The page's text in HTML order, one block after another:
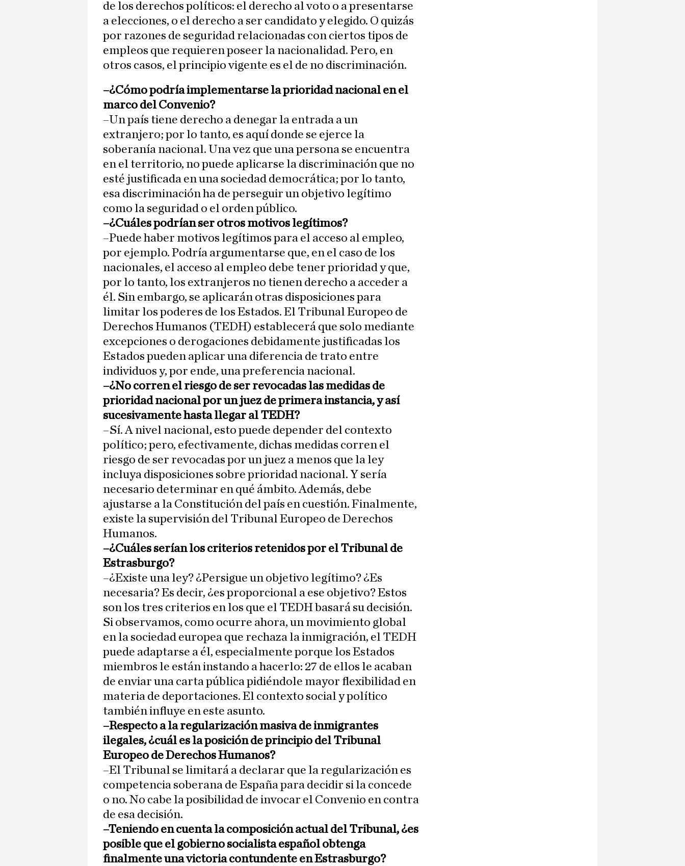
de los derechos políticos: el derecho al voto o a presentarse
a elecciones, o el derecho a ser candidato y elegido. O quizás
por razones de seguridad relacionadas con ciertos tipos de
empleos que requieren poseer la nacionalidad. Pero, en
otros casos, el principio vigente es el de no discriminación.
–¿Cómo podría implementarse la prioridad nacional en el
marco del Convenio?
–Un país tiene derecho a denegar la entrada a un
extranjero; por lo tanto, es aquí donde se ejerce la
soberanía nacional. Una vez que una persona se encuentra
en el territorio, no puede aplicarse la discriminación que no
esté justificada en una sociedad democrática; por lo tanto,
esa discriminación ha de perseguir un objetivo legítimo
como la seguridad o el orden público.
–¿Cuáles podrían ser otros motivos legítimos?
–Puede haber motivos legítimos para el acceso al empleo,
por ejemplo. Podría argumentarse que, en el caso de los
nacionales, el acceso al empleo debe tener prioridad y que,
por lo tanto, los extranjeros no tienen derecho a acceder a
él. Sin embargo, se aplicarán otras disposiciones para
limitar los poderes de los Estados. El Tribunal Europeo de
Derechos Humanos (TEDH) establecerá que solo mediante
excepciones o derogaciones debidamente justificadas los
Estados pueden aplicar una diferencia de trato entre
individuos y, por ende, una preferencia nacional.
–¿No corren el riesgo de ser revocadas las medidas de
prioridad nacional por un juez de primera instancia, y así
sucesivamente hasta llegar al TEDH?
–Sí. A nivel nacional, esto puede depender del contexto
político; pero, efectivamente, dichas medidas corren el
riesgo de ser revocadas por un juez a menos que la ley
incluya disposiciones sobre prioridad nacional. Y sería
necesario determinar en qué ámbito. Además, debe
ajustarse a la Constitución del país en cuestión. Finalmente,
existe la supervisión del Tribunal Europeo de Derechos
Humanos.
–¿Cuáles serían los criterios retenidos por el Tribunal de
Estrasburgo?
–¿Existe una ley? ¿Persigue un objetivo legítimo? ¿Es
necesaria? Es decir, ¿es proporcional a ese objetivo? Estos
son los tres criterios en los que el TEDH basará su decisión.
Si observamos, como ocurre ahora, un movimiento global
en la sociedad europea que rechaza la inmigración, el TEDH
puede adaptarse a él, especialmente porque los Estados
miembros le están instando a hacerlo: 27 de ellos le acaban
de enviar una carta pública pidiéndole mayor flexibilidad en
materia de deportaciones. El contexto social y político
también influye en este asunto.
–Respecto a la regularización masiva de inmigrantes
ilegales, ¿cuál es la posición de principio del Tribunal
Europeo de Derechos Humanos?
–El Tribunal se limitará a declarar que la regularización es
competencia soberana de España para decidir si la concede
o no. No cabe la posibilidad de invocar el Convenio en contra
de esa decisión.
–Teniendo en cuenta la composición actual del Tribunal, ¿es
posible que el gobierno socialista español obtenga
finalmente una victoria contundente en Estrasburgo?